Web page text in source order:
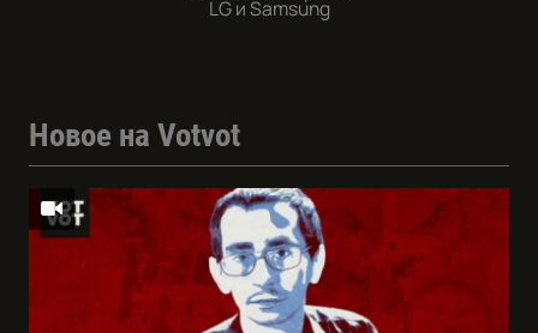
LG и Samsung
Новое на Votvot